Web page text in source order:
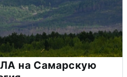
на Самарскую